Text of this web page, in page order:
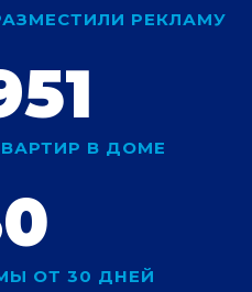
РЕКЛАМУ
В ДОМЕ
ОТ 30 ДНЕЙ